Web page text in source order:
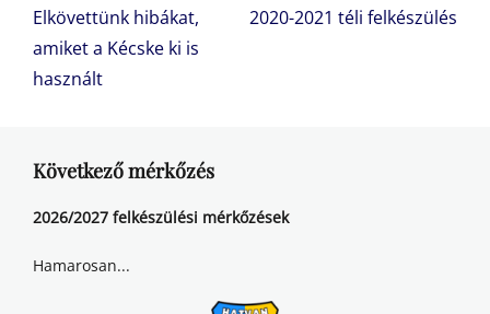
navigáció
Previous
post:
Elkövettünk hibákat,
amiket a Kécske ki is
használt
Next
2020-2021 téli felkészülés
Következő mérkőzés
2026/2027 felkészülési mérkőzések
Hamarosan...